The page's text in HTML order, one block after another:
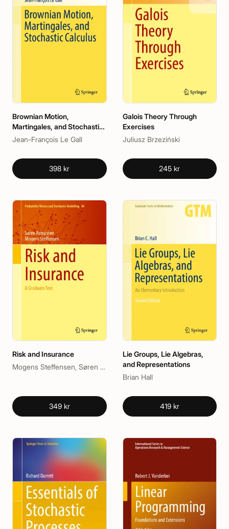
Brownian Motion,
Martingales, and Stochastic
Calculus
Jean-François Le Gall
398 kr
Galois Theory Through
Exercises
Juliusz Brzeziński
245 kr
Risk and Insurance
Mogens Steffensen, Søren Asmussen
349 kr
Lie Groups, Lie Algebras,
and Representations
Brian Hall
419 kr